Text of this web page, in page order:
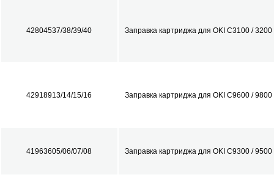
42804537/38/39/40 Заправка картриджа для OKI C3100 / 3200
42918913/14/15/16 Заправка картриджа для OKI C9600 / 9800
41963605/06/07/08 Заправка картриджа для OKI C9300 / 9500